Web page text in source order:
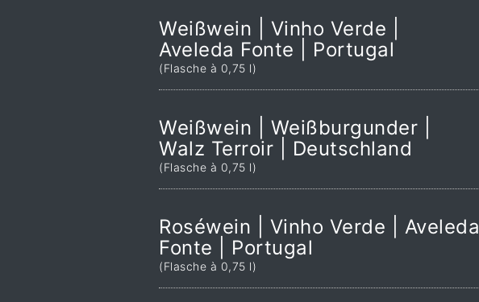
Weißwein | Vinho Verde |
Aveleda Fonte | Portugal
(Flasche à 0,75 l)
Weißwein | Weißburgunder |
Walz Terroir | Deutschland
(Flasche à 0,75 l)
Roséwein | Vinho Verde | Aveleda
Fonte | Portugal
(Flasche à 0,75 l)